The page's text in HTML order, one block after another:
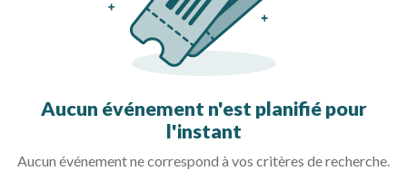
Aucun événement n'est planifié pour
l'instant
Aucun événement ne correspond à vos critères de recherche.